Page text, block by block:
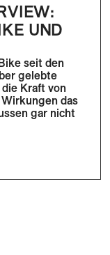
UND
seit den
gelebte
Kraft von
das
gar nicht